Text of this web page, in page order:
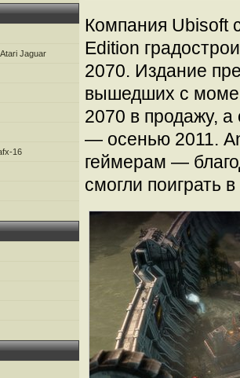
Jaguar
16
Компания Ubisoft
Edition
2070. Издание
вышедших с
2070 в продажу, а
— осенью 2011.
геймерам —
смогли поиграть